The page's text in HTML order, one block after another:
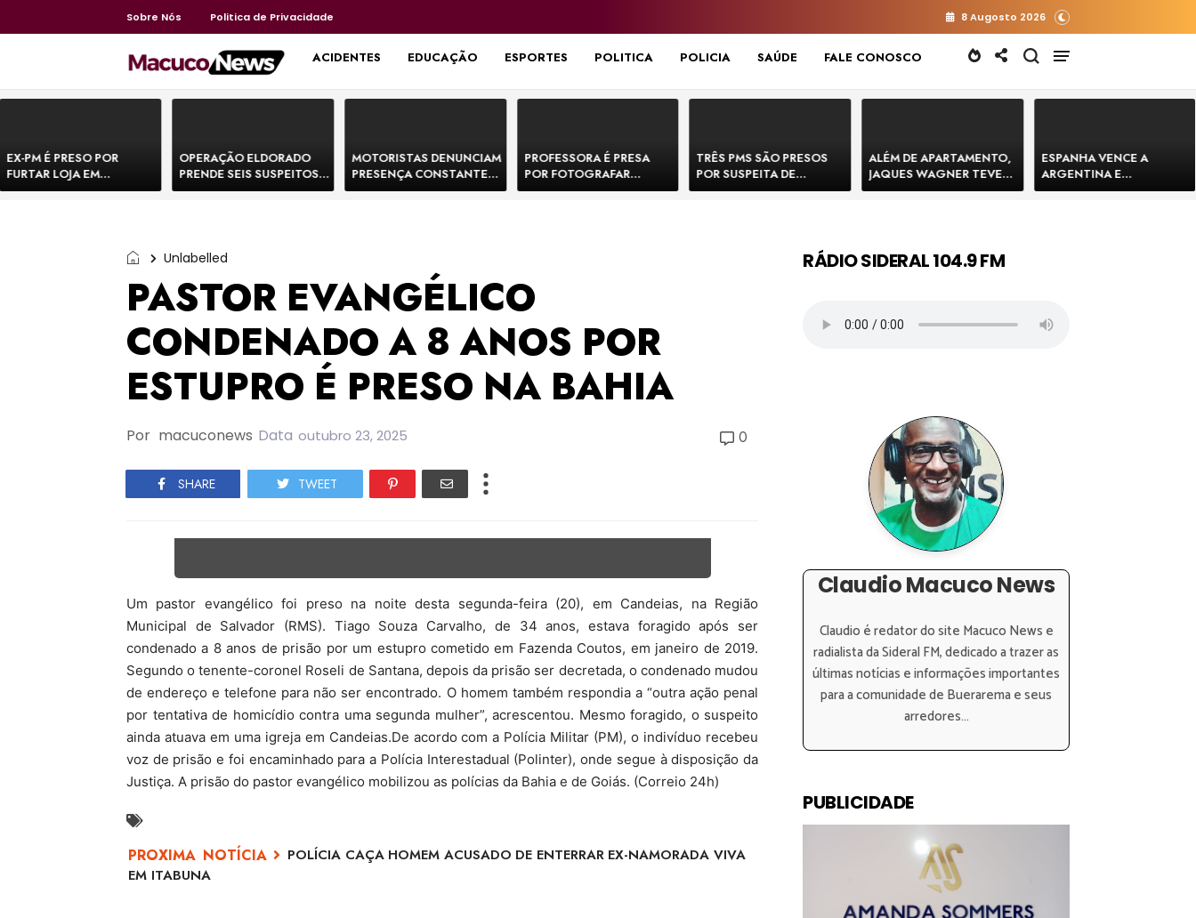
Sobre Nós Politica de Privacidade 8 Augosto 2026
HOME ACIDENTES EDUCAÇÃO ESPORTES POLITICA POLICIA SAÚDE FALE CONOSCO
EX-PM É PRESO POR
FURTAR LOJA EM
SHOPPING NA BAHIA E
OPERAÇÃO ELDORADO
PRENDE SEIS SUSPEITOS
DE MOVIMENTAR R$ 25
MOTORISTAS DENUNCIAM
PRESENÇA CONSTANTE
DE BOVINOS NA BR-330 E
PROFESSORA É PRESA
POR FOTOGRAFAR
PARTES ÍNTIMAS DE
TRÊS PMS SÃO PRESOS
POR SUSPEITA DE
EXECUTAR DOIS HOMENS
ALÉM DE APARTAMENTO,
JAQUES WAGNER TEVE
VENDA DE TERRENO PARA
ESPANHA VENCE A
ARGENTINA E
CONQUISTA A COPA DO
Unlabelled
PASTOR EVANGÉLICO
CONDENADO A 8 ANOS POR
ESTUPRO É PRESO NA BAHIA
Por macuconews Data outubro 23, 2025 0
SHARE TWEET
Um pastor evangélico foi preso na noite desta segunda-feira (20), em Candeias, na Região
Municipal de Salvador (RMS). Tiago Souza Carvalho, de 34 anos, estava foragido após ser
condenado a 8 anos de prisão por um estupro cometido em Fazenda Coutos, em janeiro de 2019.
Segundo o tenente-coronel Roseli de Santana, depois da prisão ser decretada, o condenado mudou
de endereço e telefone para não ser encontrado. O homem também respondia a “outra ação penal
por tentativa de homicídio contra uma segunda mulher”, acrescentou. Mesmo foragido, o suspeito
ainda atuava em uma igreja em Candeias.De acordo com a Polícia Militar (PM), o indivíduo recebeu
voz de prisão e foi encaminhado para a Polícia Interestadual (Polinter), onde segue à disposição da
Justiça. A prisão do pastor evangélico mobilizou as polícias da Bahia e de Goiás. (Correio 24h)
POLÍCIA CAÇA HOMEM ACUSADO DE ENTERRAR EX-NAMORADA VIVA
EM ITABUNA
RÁDIO SIDERAL 104.9 FM
Claudio Macuco News
Claudio é redator do site Macuco News e
radialista da Sideral FM, dedicado a trazer as
últimas notícias e informações importantes
para a comunidade de Buerarema e seus
arredores...
PUBLICIDADE